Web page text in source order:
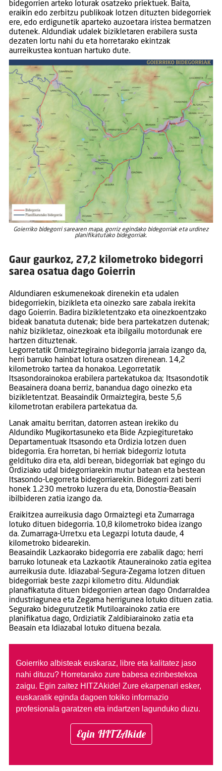
bidegorrien arteko loturak osatzeko priektuek. Baita,
eraikin edo zerbitzu publikoak lotzen dituzten bidegorriek
ere, edo erdigunetik aparteko auzoetara iristea bermatzen
dutenek. Aldundiak udalek bizikletaren erabilera susta
dezaten lortu nahi du eta horretarako ekintzak
aurreikustea kontuan hartuko dute.
Goierriko bidegorri sarearen mapa, gorriz egindako bidegorriak eta urdinez
planifikatutako bidegorriak.
Gaur gaurkoz, 27,2 kilometroko bidegorri
sarea osatua dago Goierrin
Aldundiaren eskumenekoak direnekin eta udalen
bidegorriekin, bizikleta eta oinezko sare zabala irekita
dago Goierrin. Badira bizikletentzako eta oinezkoentzako
bideak banatuta dutenak; bide bera partekatzen dutenak;
nahiz bizikletaz, oinezkoak eta ibilgailu motordunak ere
hartzen dituztenak.
Legorretatik Ormaiztegiraino bidegorria jarraia izango da,
herri barruko hainbat lotura osatzen direnean. 14,2
kilometroko tartea da honakoa. Legorretatik
Itsasondorainokoa erabilera partekatukoa da; Itsasondotik
Beasainera doana berriz, banandua dago oinezko eta
bizikletentzat. Beasaindik Ormaiztegira, beste 5,6
kilometrotan erabilera partekatua da.
Lanak amaitu berritan, datorren astean irekiko du
Aldundiko Mugikortasuneko eta Bide Azpiegituretako
Departamentuak Itsasondo eta Ordizia lotzen duen
bidegorria. Era horretan, bi herriak bidegorriz lotuta
geldituko dira eta, aldi berean, bidegorriak bat egingo du
Ordiziako udal bidegorriarekin mutur batean eta bestean
Itsasondo-Legorreta bidegorriarekin. Bidegorri zati berri
honek 1.230 metroko luzera du eta, Donostia-Beasain
ibilbideren zatia izango da.
Eraikitzea aurreikusia dago Ormaiztegi eta Zumarraga
lotuko dituen bidegorria. 10,8 kilometroko bidea izango
da. Zumarraga-Urretxu eta Legazpi lotuta daude, 4
kilometroko bidearekin.
Beasaindik Lazkaorako bidegorria ere zabalik dago; herri
barruko lotuneak eta Lazkaotik Ataunerainoko zatia egitea
aurreikusia dute. Idiazabal-Segura-Zegama lotzen dituen
bidegorriak beste zazpi kilometro ditu. Aldundiak
planafikatuta dituen bidegorrien artean dago Ondarraldea
industriagunea eta Zegama herrigunea lotuko dituen zatia.
Segurako bidegurutzetik Mutiloarainoko zatia ere
planifikatua dago, Ordiziatik Zaldibiarainoko zatia eta
Beasain eta Idiazabal lotuko dituena bezala.
Goierriko albisteak euskaraz, libre eta kalitatez jaso
nahi dituzu? Horretarako zure babesa ezinbestekoa
zaigu. Egin zaitez HITZAkide! Zure ekarpenari esker,
euskaratik eginda dagoen tokiko informazio
profesionala garatzen eta indartzen lagunduko duzu.
Egin HITZAkide